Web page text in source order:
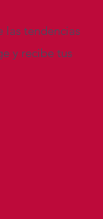
tendencias
y recibe tus